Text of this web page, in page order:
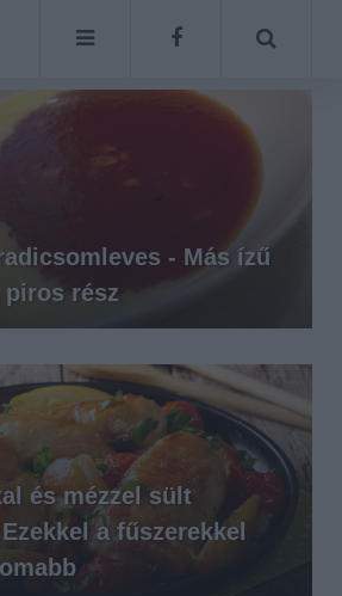
- Más ízű
piros rész
és mézzel sült
a fűszerekkel